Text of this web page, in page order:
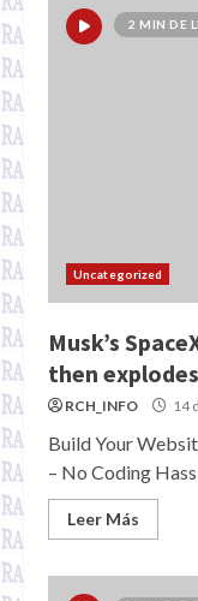
2 MIN DE
Uncategorized
Musk’s
then explodes
RCH_INFO 14
Build Your
– No Coding
Leer Más